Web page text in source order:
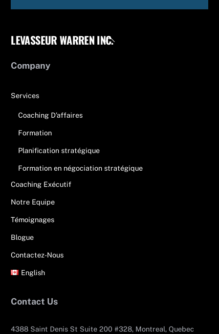
Back
LEVASSEUR WARREN INC.
Company
Services
Coaching D’affaires
Formation
Planification stratégique
Formation en négociation stratégique
Coaching Exécutif
Notre Equipe
Témoignages
Blogue
Contactez-Nous
English
Contact Us
4388 Saint Denis St Suite 200 #328, Montreal, Quebec